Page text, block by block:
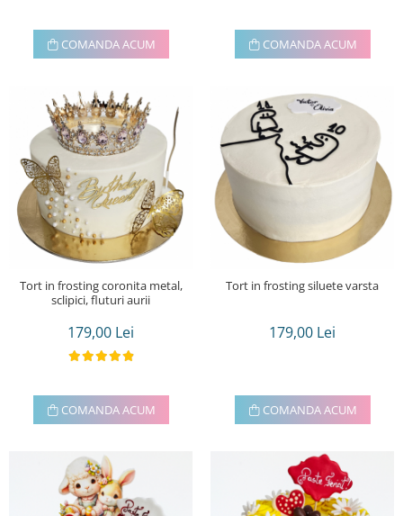
COMANDA ACUM COMANDA ACUM
Tort in frosting coronita metal,
sclipici, fluturi aurii
179,00 Lei
COMANDA ACUM
Tort in frosting siluete varsta
179,00 Lei
COMANDA ACUM